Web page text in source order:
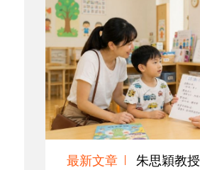
最新文章 朱思穎教授